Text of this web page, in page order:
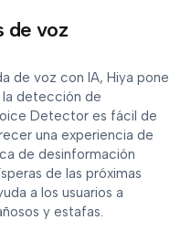
de voz
de voz con IA, Hiya pone
detección de
Detector es fácil de
una experiencia de
de desinformación
de las próximas
a los usuarios a
y estafas.